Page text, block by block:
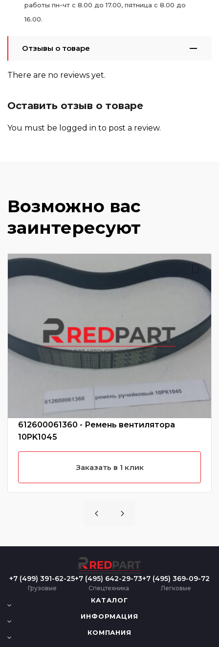
работы пн-чт с 8.00 до 17.00, пятница с 8.00 до
16.00.
Отзывы о товаре
There are no reviews yet.
Оставить отзыв о товаре
You must be logged in to post a review.
Возможно вас
заинтересуют
612600061360 - Ремень вентилятора
10PK1045
Заказать в 1 клик
+7 (499) 391-62-25
Грузовые
+7 (495) 642-29-73
Спецтехника
+7 (495) 369-09-72
Легковые
КАТАЛОГ
ИНФОРМАЦИЯ
КОМПАНИЯ